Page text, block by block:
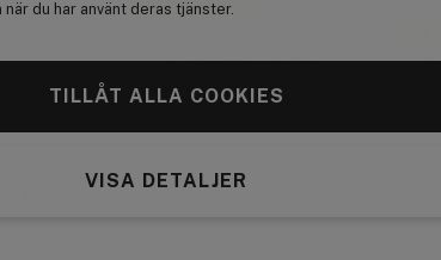
du har använt deras tjänster.
TILLÅT ALLA COOKIES
VISA DETALJER
Få 10% bonus
0